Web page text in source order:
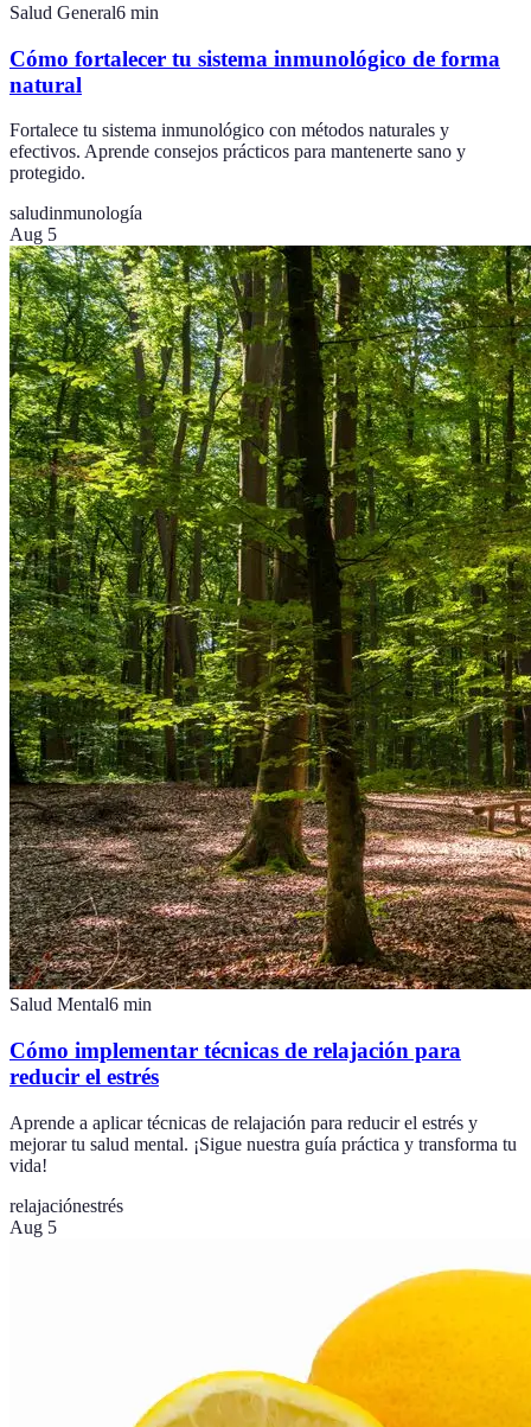
Salud General6 min
Cómo fortalecer tu sistema inmunológico de forma
natural
Fortalece tu sistema inmunológico con métodos naturales y
efectivos. Aprende consejos prácticos para mantenerte sano y
protegido.
saludinmunología
Aug 5
Salud Mental6 min
Cómo implementar técnicas de relajación para
reducir el estrés
Aprende a aplicar técnicas de relajación para reducir el estrés y
mejorar tu salud mental. ¡Sigue nuestra guía práctica y transforma tu
vida!
relajaciónestrés
Aug 5